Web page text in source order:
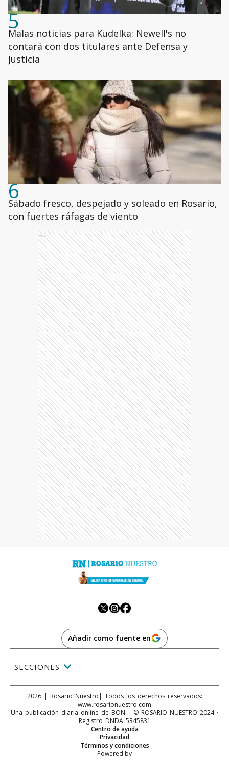
5
Malas noticias para Kudelka: Newell's no
contará con dos titulares ante Defensa y
Justicia
6
Sábado fresco, despejado y soleado en Rosario,
con fuertes ráfagas de viento
Ads
Añadir como fuente en
SECCIONES
2026| Rosario Nuestro | Todos los derechos reservados:
www.rosarionuestro.com
Una publicación diaria online de BON. · © ROSARIO NUESTRO 2024 ·
Registro DNDA 5345831
Términos y condiciones
Privacidad
Centro de ayuda
Powered by